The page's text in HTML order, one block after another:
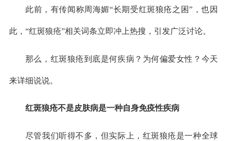
此前，有传闻称周海媚“长期受红斑狼疮之困”，也因
此，“红斑狼疮”相关词条立即冲上热搜，引发广泛讨论。
那么，红斑狼疮到底是何疾病？为何偏爱女性？今天
来详细说说。
红斑狼疮不是皮肤病是一种自身免疫性疾病
尽管我们听得不多，但实际上，红斑狼疮是一种全球